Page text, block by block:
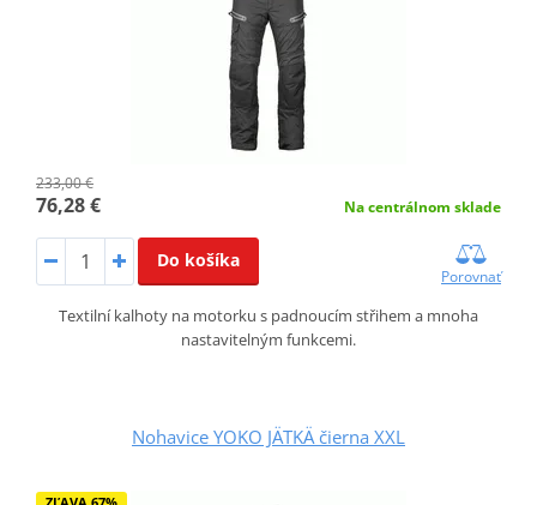
233,00 €
76,28 € Na centrálnom sklade
Do košíka
Porovnať
Textilní kalhoty na motorku s padnoucím střihem a mnoha
nastavitelným funkcemi.
Nohavice YOKO JÄTKÄ čierna XXL
ZĽAVA 67%